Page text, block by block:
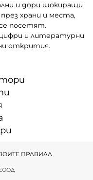
и дори шокиращи
храни и места,
посетят.
и литературни
открития.
ПРАВИЛА